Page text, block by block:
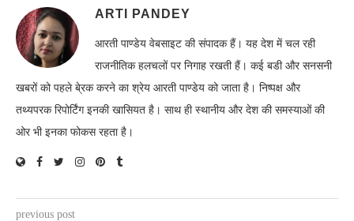
ARTI PANDEY
आरती पाण्डेय वेबसाइट की संपादक हैं। यह देश में चल रही
राजनीतिक हलचलों पर निगाह रखती हैं। कई बडी और सनसनी
खबरों को पहले बे्रक करने का श्रेय आरती पाण्डेय को जाता है। निष्पक्ष और
तथ्यपरक रिपोर्टिंग इनकी खासियत है। साथ ही स्थानीय और देश की समस्याओं की
ओर भी इनका फोकस रहता है।
previous post